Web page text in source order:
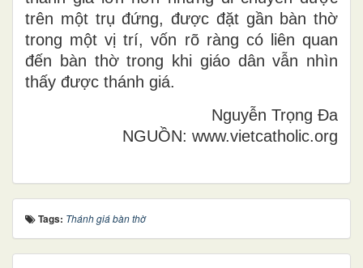
trên một trụ đứng, được đặt gần bàn thờ
trong một vị trí, vốn rõ ràng có liên quan
đến bàn thờ trong khi giáo dân vẫn nhìn
thấy được thánh giá.
Nguyễn Trọng Đa
NGUỒN: www.vietcatholic.org
Tags: Thánh giá bàn thờ